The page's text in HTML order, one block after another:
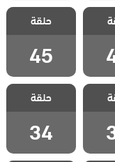
هذا
يسعني
46
مسلسل هذا
العالم لا يسعني
مدبلج الحلقة 45
حلقة
45
هذا
يسعني
35
مسلسل هذا
العالم لا يسعني
مدبلج الحلقة 34
حلقة
34
هذا
مسلسل هذا